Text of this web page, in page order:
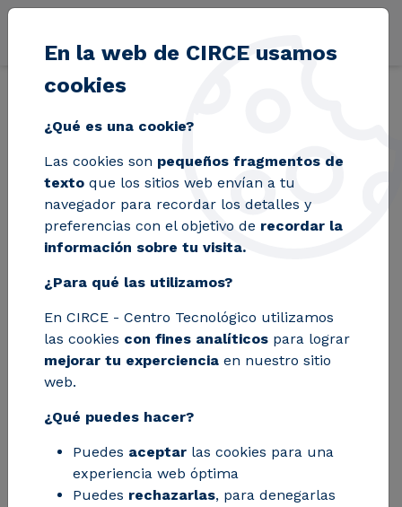
Pasar al contenido principal
Blog CIRCE lidera en Zaragoza la demostración del
CIRCE lidera en
Zaragoza la
demostración del
proyecto
SYSTEMICO, para
impulsar la
mitigación climática
en la industria y las
ciudades
En la web de CIRCE usamos
cookies
¿Qué es una cookie?
Las cookies son pequeños fragmentos de
texto que los sitios web envían a tu
navegador para recordar los detalles y
preferencias con el objetivo de recordar la
información sobre tu visita.
¿Para qué las utilizamos?
En CIRCE - Centro Tecnológico utilizamos
las cookies con fines analíticos para lograr
mejorar tu experciencia en nuestro sitio
web.
¿Qué puedes hacer?
Puedes aceptar las cookies para una
experiencia web óptima
Puedes rechazarlas, para denegarlas